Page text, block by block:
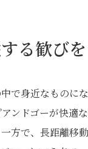
る歓びを
で身近なものに
ンドゴーが快適
方で、長距離移